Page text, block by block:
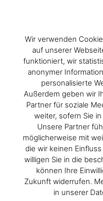
Wir verwenden
auf unserer
funktioniert, wir
anonymer
personalisierte
Außerdem geben wir
Partner für soziale
weiter, sofern Sie
Unsere Partner
möglicherweise mit
die wir keinen
willigen Sie in die
können Ihre
Zukunft widerrufen.
in unserer